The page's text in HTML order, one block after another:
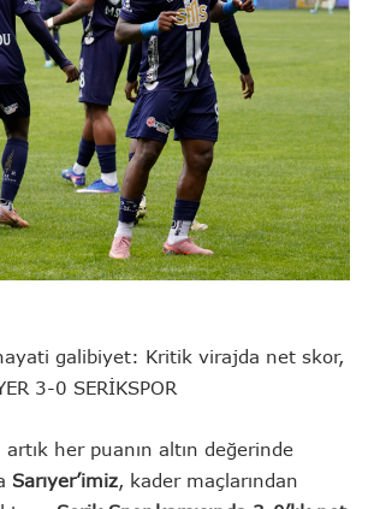
galibiyet: Kritik virajda net skor,
3-0 SERİKSPOR
her puanın altın değerinde
Sarıyer’imiz, kader maçlarından